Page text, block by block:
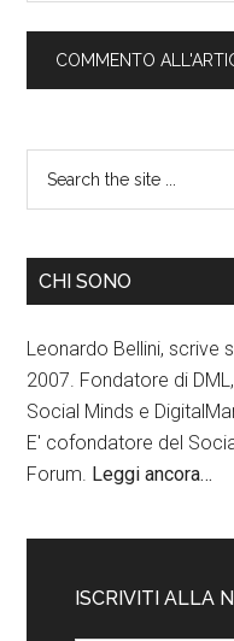
CHI SONO
Leonardo Bellini, scrive
2007. Fondatore di
Social Minds e
E' cofondatore del
Forum. Leggi ancora…
ISCRIVITI ALLA